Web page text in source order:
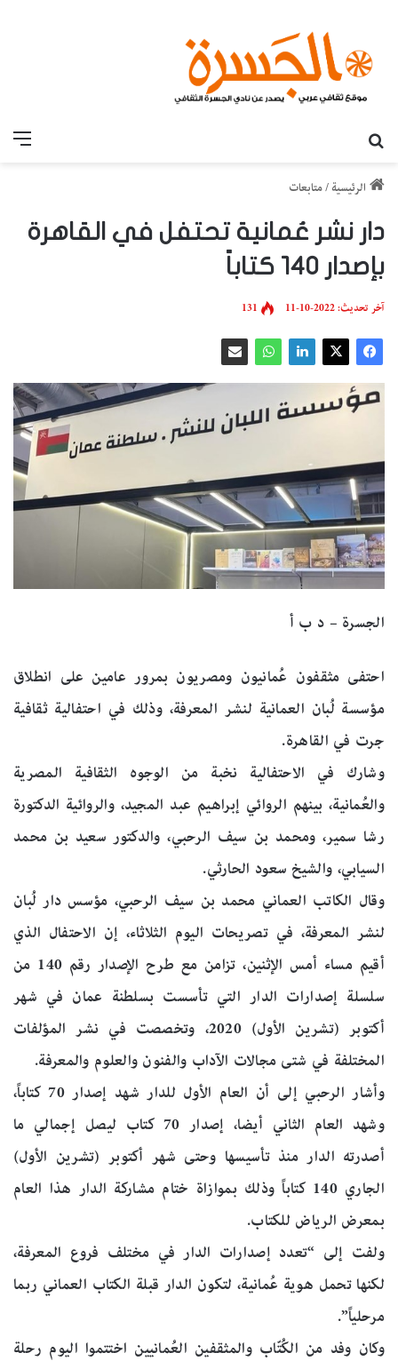
الرئيسية /متابعات
دار نشر عُمانية تحتفل في القاهرة
بإصدار 140 كتاباً
آخر تحديث: 2022-10-11 131
الجسرة – د ب أ
احتفى مثقفون عُمانيون ومصريون بمرور عامين على انطلاق
مؤسسة لُبان العمانية لنشر المعرفة، وذلك في احتفالية ثقافية
جرت في القاهرة.
وشارك في الاحتفالية نخبة من الوجوه الثقافية المصرية
والعُمانية، بينهم الروائي إبراهيم عبد المجيد، والروائية الدكتورة
رشا سمير، ومحمد بن سيف الرحبي، والدكتور سعيد بن محمد
السيابي، والشيخ سعود الحارثي.
وقال الكاتب العماني محمد بن سيف الرحبي، مؤسس دار لُبان
لنشر المعرفة، في تصريحات اليوم الثلاثاء، إن الاحتفال الذي
أقيم مساء أمس الإثنين، تزامن مع طرح الإصدار رقم 140 من
سلسلة إصدارات الدار التي تأسست بسلطنة عمان في شهر
أكتوبر (تشرين الأول) 2020، وتخصصت في نشر المؤلفات
المختلفة في شتى مجالات الآداب والفنون والعلوم والمعرفة.
وأشار الرحبي إلى أن العام الأول للدار شهد إصدار 70 كتاباً،
وشهد العام الثاني أيضا، إصدار 70 كتاب ليصل إجمالي ما
أصدرته الدار منذ تأسيسها وحتى شهر أكتوبر (تشرين الأول)
الجاري 140 كتاباً وذلك بموازاة ختام مشاركة الدار هذا العام
بمعرض الرياض للكتاب.
ولفت إلى “تعدد إصدارات الدار في مختلف فروع المعرفة،
لكنها تحمل هوية عُمانية، لتكون الدار قبلة الكتاب العماني ربما
مرحلياً”.
وكان وفد من الكُتّاب والمثقفين العُمانيين اختتموا اليوم رحلة